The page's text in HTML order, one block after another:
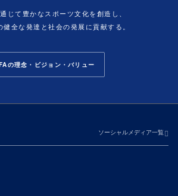
じて豊かなスポーツ文化を創造し、
健全な発達と社会の発展に貢献する。
の理念・ビジョン・バリュー
ソーシャルメディア一覧